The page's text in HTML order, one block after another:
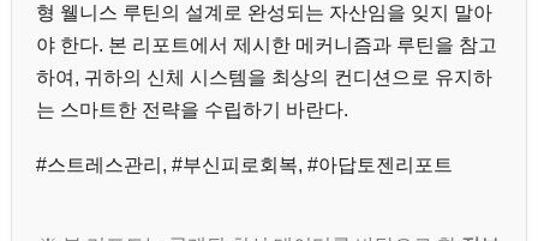
형 웰니스 루틴의 설계로 완성되는 자산임을 잊지 말아
야 한다. 본 리포트에서 제시한 메커니즘과 루틴을 참고
하여, 귀하의 신체 시스템을 최상의 컨디션으로 유지하
는 스마트한 전략을 수립하기 바란다.
#스트레스관리, #부신피로회복, #아답토젠리포트